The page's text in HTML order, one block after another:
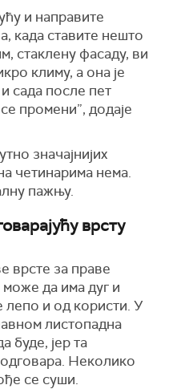
и направите
када ставите нешто
стаклену фасаду, ви
климу, а она је
сада после пет
промени”, додаје
значајнијих
четинарима нема.
пажњу.
врсту
врсте за праве
може да има дуг и
лепо и од користи. У
листопадна
буде, јер та
Неколико
се суши.